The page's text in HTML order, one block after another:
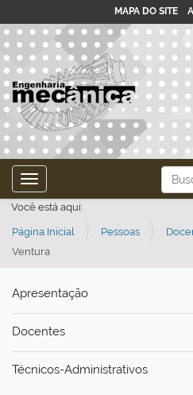
MAPA DO SITE
Toggle navigation
Você está aqui:
Página Inicial Pessoas
Ventura
Apresentação
Docentes
Técnicos-Administrativos